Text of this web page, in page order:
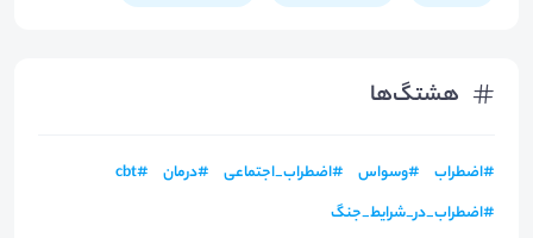
هشتگ‌ها
#اضطراب #وسواس #اضطراب_اجتماعی #درمان #
cbt
#اضطراب_در_شرایط_جنگ